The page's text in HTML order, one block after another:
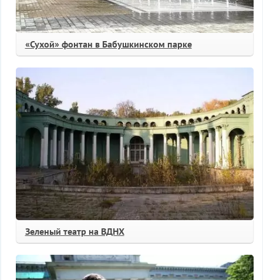
«Сухой» фонтан в Бабушкинском парке
Зеленый театр на ВДНХ